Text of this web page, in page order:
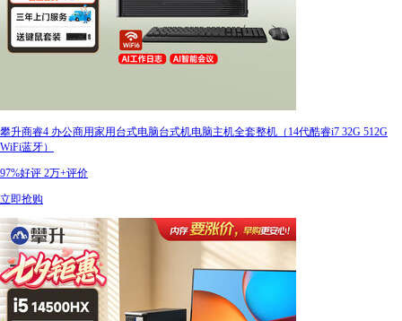
攀升商睿4 办公商用家用台式电脑台式机电脑主机全套整机（14代酷睿i7 32G 512G
WiFi蓝牙）
97%好评 2万+评价
立即抢购